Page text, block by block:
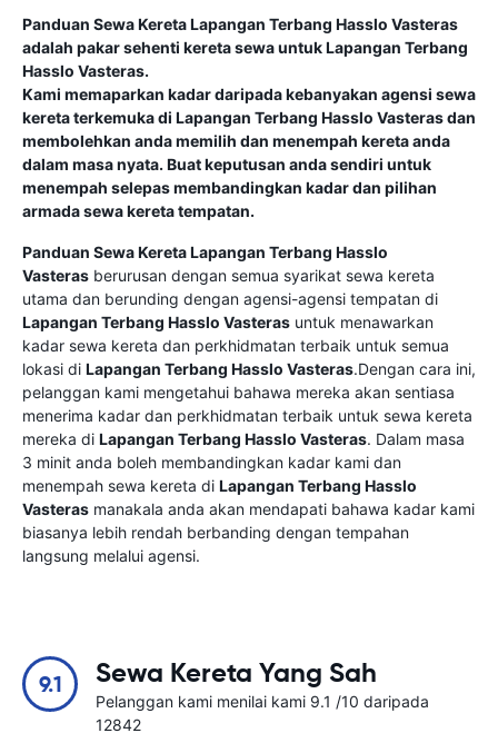
Panduan Sewa KeretaLapangan Terbang Hasslo Vasteras
adalah pakar sehenti kereta sewa untukLapangan Terbang
Hasslo Vasteras.
Kami memaparkan kadar daripada kebanyakan agensi sewa
kereta terkemuka di Lapangan Terbang Hasslo Vasterasdan
membolehkan anda memilih dan menempah kereta anda
dalam masa nyata. Buat keputusan anda sendiri untuk
menempah selepas membandingkan kadar dan pilihan
armada sewa kereta tempatan.
Panduan Sewa KeretaLapangan Terbang Hasslo
Vasteras berurusan dengan semua syarikat sewa kereta
utama dan berunding dengan agensi-agensi tempatan di
Lapangan Terbang Hasslo Vasteras untuk menawarkan
kadar sewa kereta dan perkhidmatan terbaik untuk semua
lokasi di Lapangan Terbang Hasslo Vasteras.Dengan cara ini,
pelanggan kami mengetahui bahawa mereka akan sentiasa
menerima kadar dan perkhidmatan terbaik untuk sewa kereta
mereka di Lapangan Terbang Hasslo Vasteras. Dalam masa
3 minit anda boleh membandingkan kadar kami dan
menempah sewa kereta di Lapangan Terbang Hasslo
Vasteras manakala anda akan mendapati bahawa kadar kami
biasanya lebih rendah berbanding dengan tempahan
langsung melalui agensi.
9.1 Sewa Kereta Yang Sah
Pelanggan kami menilai kami 9.1 /10 daripada
12842